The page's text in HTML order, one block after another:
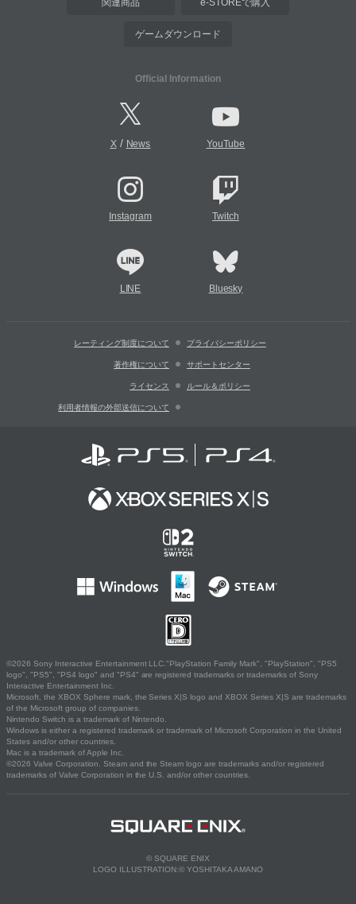
関連商品 e-STOREで購入
ゲームダウンロード
Official Information
X/ News YouTube
Instagram Twitch
LINE Bluesky
レーティング制度について プライバシーポリシー
著作権について サポートセンター
ライセンス ルール＆ポリシー
利用者情報の外部送信について
©2026 Sony Interactive Entertainment LLC."PlayStation Family Mark", "PlayStation", "PS5
logo", "PS5", "PS4 logo" and "PS4" are registered trademarks or trademarks of Sony
Interactive Entertainment Inc.
Microsoft, the XBOX Sphere mark, the Series X|S logo and XBOX Series X|S are trademarks
of the Microsoft group of companies.
Nintendo Switch is a trademark of Nintendo.
Windows is either a registered trademark or trademark of Microsoft Corporation in the United
States and/or other countries.
Mac is a trademark of Apple Inc.
©2026 Valve Corporation. Steam and the Steam logo are trademarks and/or registered
trademarks of Valve Corporation in the U.S. and/or other countries.
© SQUARE ENIX
LOGO ILLUSTRATION:© YOSHITAKA AMANO